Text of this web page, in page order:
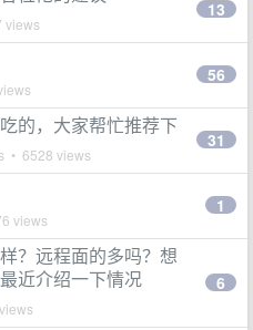
views
13
56
的，大家帮忙推荐下
• 6528 views
31
views
1
？远程面的多吗？想
近介绍一下情况
6